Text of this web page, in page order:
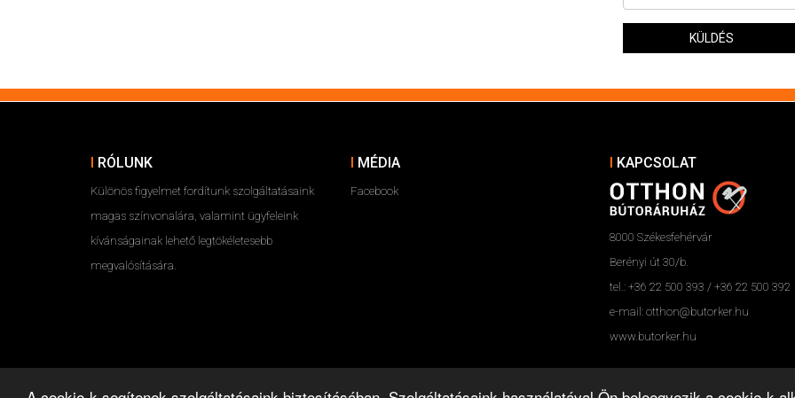
KÜLDÉS
RÓLUNK
Különös figyelmet fordítunk szolgáltatásaink
magas színvonalára, valamint ügyfeleink
kívánságainak lehető legtökéletesebb
megvalósítására.
MÉDIA
Facebook
KAPCSOLAT
8000 Székesfehérvár
Berényi út 30/b.
tel.: +36 22 500 393 / +36 22 500 392
e-mail: otthon@butorker.hu
www.butorker.hu